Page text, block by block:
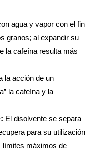
agua y vapor con el fin
granos; al expandir su
la cafeína resulta más
la acción de un
la cafeína y la
El disolvente se separa
para su utilización
límites máximos de